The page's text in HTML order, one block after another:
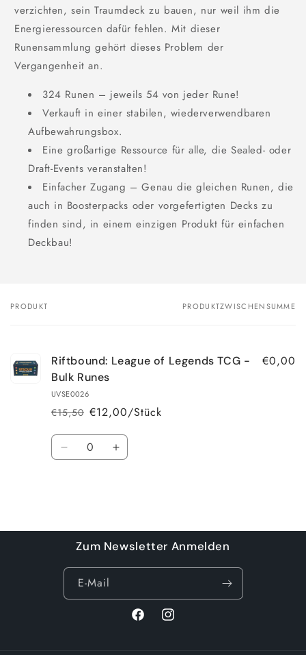
verzichten, sein Traumdeck zu bauen, nur weil ihm die
Energieressourcen dafür fehlen. Mit dieser
Runensammlung gehört dieses Problem der
Vergangenheit an.
324 Runen – jeweils 54 von jeder Rune!
Verkauft in einer stabilen, wiederverwendbaren
Aufbewahrungsbox.
Eine großartige Ressource für alle, die Sealed- oder
Draft-Events veranstalten!
Einfacher Zugang – Genau die gleichen Runen, die
auch in Boosterpacks oder vorgefertigten Decks zu
finden sind, in einem einzigen Produkt für einfachen
Deckbau!
Dein
PRODUKT PRODUKTZWISCHENSUMME
Riftbound: League of Legends TCG -
Bulk Runes
UVSE0026
Normaler
Preis
€15,50
Verkaufspreis€12,00/Stück
€0,00
Anzahl
VerringereErhöhe
Zum Newsletter Anmelden
E-Mail
FacebookInstagram